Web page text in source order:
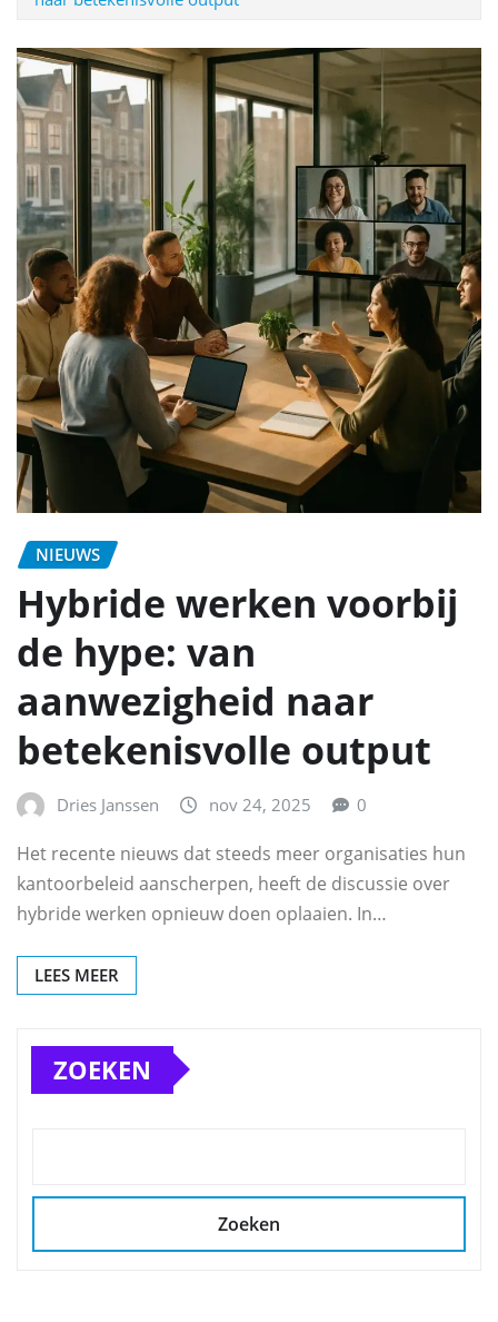
NIEUWS
Hybride werken voorbij
de hype: van
aanwezigheid naar
betekenisvolle output
Dries Janssen nov 24, 2025 0
Het recente nieuws dat steeds meer organisaties hun
kantoorbeleid aanscherpen, heeft de discussie over
hybride werken opnieuw doen oplaaien. In…
LEES MEER
ZOEKEN
Zoeken